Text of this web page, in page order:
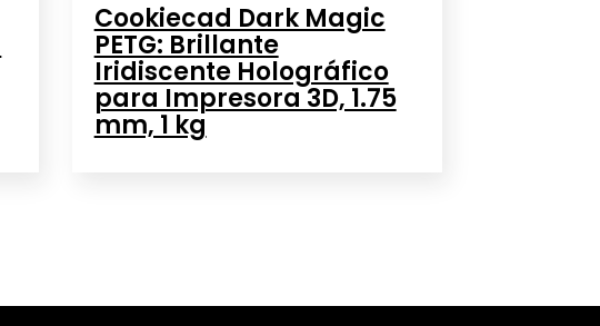
Cookiecad Dark Magic
PETG: Brillante
Iridiscente Holográfico
para Impresora 3D, 1.75
mm, 1 kg